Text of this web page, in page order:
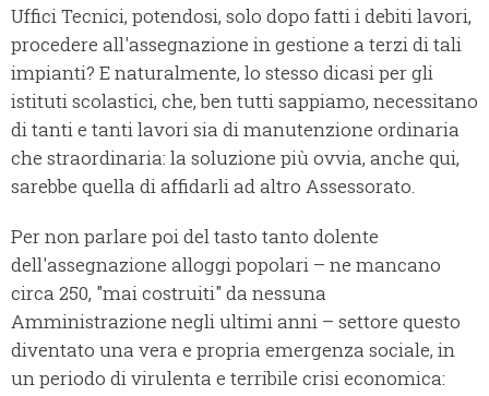
Uffici Tecnici, potendosi, solo dopo fatti i debiti lavori,
procedere all'assegnazione in gestione a terzi di tali
impianti? E naturalmente, lo stesso dicasi per gli
istituti scolastici, che, ben tutti sappiamo, necessitano
di tanti e tanti lavori sia di manutenzione ordinaria
che straordinaria: la soluzione più ovvia, anche qui,
sarebbe quella di affidarli ad altro Assessorato.
Per non parlare poi del tasto tanto dolente
dell'assegnazione alloggi popolari – ne mancano
circa 250, "mai costruiti" da nessuna
Amministrazione negli ultimi anni – settore questo
diventato una vera e propria emergenza sociale, in
un periodo di virulenta e terribile crisi economica: